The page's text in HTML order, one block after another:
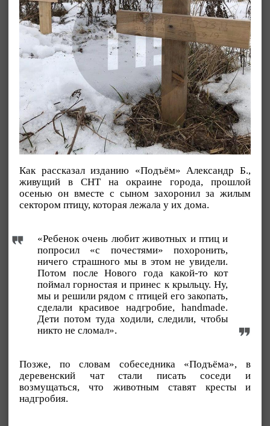
Как рассказал изданию «Подъём» Александр Б.,
живущий в СНТ на окраине города, прошлой
осенью он вместе с сыном захоронил за жилым
сектором птицу, которая лежала у их дома.
«Ребенок очень любит животных и птиц и
попросил «с почестями» похоронить,
ничего страшного мы в этом не увидели.
Потом после Нового года какой-то кот
поймал горностая и принес к крыльцу. Ну,
мы и решили рядом с птицей его закопать,
сделали красивое надгробие, handmade.
Дети потом туда ходили, следили, чтобы
никто не сломал».
Позже, по словам собеседника «Подъёма», в
деревенский чат стали писать соседи и
возмущаться, что животным ставят кресты и
надгробия.